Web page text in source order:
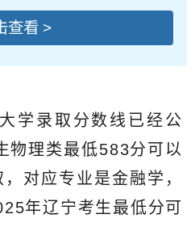
查看 >
学录取分数线已经公
物理类最低583分可以
对应专业是金融学，
年辽宁考生最低分可